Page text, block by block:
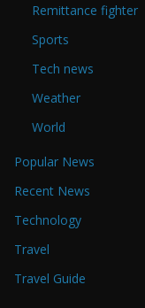
Remittance fighter
Sports
Tech news
Weather
World
Popular News
Recent News
Technology
Travel
Travel Guide